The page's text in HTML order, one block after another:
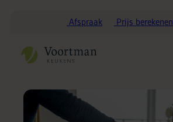
Afspraak Prijs berekenen